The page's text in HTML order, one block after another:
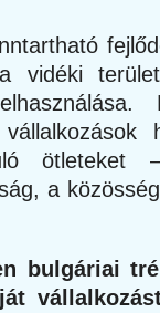
vidéki
a
bulgáriai